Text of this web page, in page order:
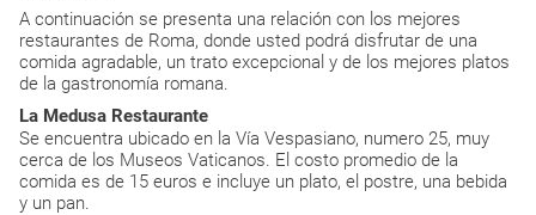
A continuación se presenta una relación con los mejores
restaurantes de Roma, donde usted podrá disfrutar de una
comida agradable, un trato excepcional y de los mejores platos
de la gastronomía romana.
La Medusa Restaurante
Se encuentra ubicado en la Vía Vespasiano, numero 25, muy
cerca de los Museos Vaticanos. El costo promedio de la
comida es de 15 euros e incluye un plato, el postre, una bebida
y un pan.